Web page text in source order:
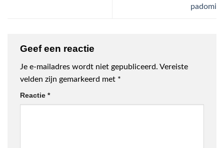
padomi
Geef een reactie
Je e-mailadres wordt niet gepubliceerd. Vereiste
velden zijn gemarkeerd met *
Reactie *